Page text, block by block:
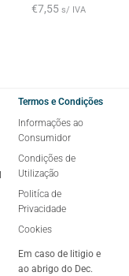
€7,55 s/ IVA
Termos e Condições
Informações ao
Consumidor
Condições de
Utilização
Politíca de
Privacidade
Cookies
Em caso de litigio e
ao abrigo do Dec.